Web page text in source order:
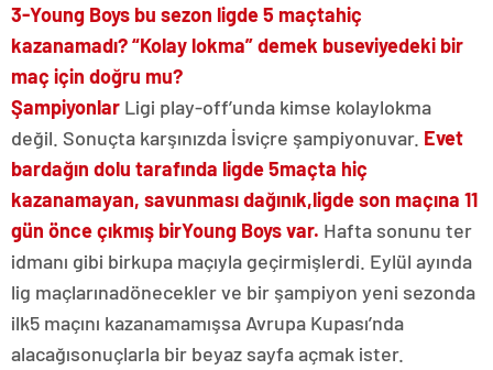
3-Young Boys bu sezon ligde 5 maçtahiç
kazanamadı? “Kolay lokma” demek buseviyedeki bir
maç için doğru mu?
Şampiyonlar Ligi play-off’unda kimse kolaylokma
değil. Sonuçta karşınızda İsviçre şampiyonuvar. Evet
bardağın dolu tarafında ligde 5maçta hiç
kazanamayan, savunması dağınık,ligde son maçına 11
gün önce çıkmış birYoung Boys var. Hafta sonunu ter
idmanı gibi birkupa maçıyla geçirmişlerdi. Eylül ayında
lig maçlarınadönecekler ve bir şampiyon yeni sezonda
ilk5 maçını kazanamamışsa Avrupa Kupası’nda
alacağısonuçlarla bir beyaz sayfa açmak ister.